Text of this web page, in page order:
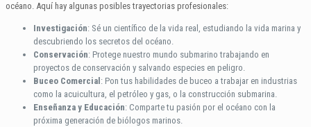
océano. Aquí hay algunas posibles trayectorias profesionales:
Investigación: Sé un científico de la vida real, estudiando la vida marina y
descubriendo los secretos del océano.
Conservación: Protege nuestro mundo submarino trabajando en
proyectos de conservación y salvando especies en peligro.
Buceo Comercial : Pon tus habilidades de buceo a trabajar en industrias
como la acuicultura, el petróleo y gas, o la construcción submarina.
Enseñanza y Educación: Comparte tu pasión por el océano con la
próxima generación de biólogos marinos.